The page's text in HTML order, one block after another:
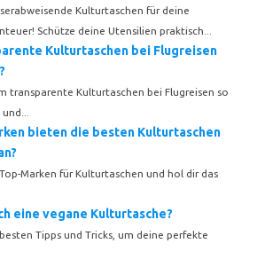
Kulturtaschen für deine
Schütze deine Utensilien praktisch...
Kulturtaschen bei Flugreisen
transparente Kulturtaschen bei Flugreisen so
bieten die besten Kulturtaschen
Marken für Kulturtaschen und hol dir das
eine vegane Kulturtasche?
Tipps und Tricks, um deine perfekte